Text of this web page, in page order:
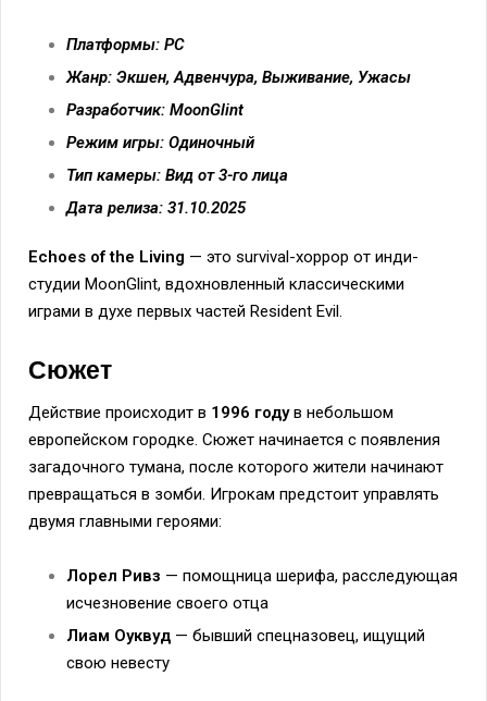
Платформы: PC
Жанр: Экшен, Адвенчура, Выживание, Ужасы
Разработчик: MoonGlint
Режим игры: Одиночный
Тип камеры: Вид от 3-го лица
Дата релиза: 31.10.2025
Echoes of the Living — это survival-хоррор от инди-
студии MoonGlint, вдохновленный классическими
играми в духе первых частей Resident Evil.
Сюжет
Действие происходит в 1996 годув небольшом
европейском городке. Сюжет начинается с появления
загадочного тумана, после которого жители начинают
превращаться в зомби. Игрокам предстоит управлять
двумя главными героями:
Лорел Ривз — помощница шерифа, расследующая
исчезновение своего отца
Лиам Оуквуд — бывший спецназовец, ищущий
свою невесту